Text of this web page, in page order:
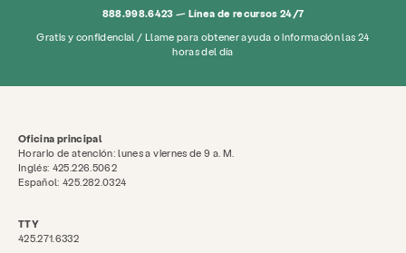
888.998.6423 — Línea de recursos 24/7
Gratis y confidencial / Llame para obtener ayuda o información las 24
horas del día
Oficina principal
Horario de atención: lunes a viernes de 9 a. M.
Inglés: 425.226.5062
Español: 425.282.0324
TTY
425.271.6332